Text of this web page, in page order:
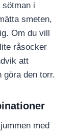
i
smeten,
Om du vill
råsocker
att
göra den torr.
med